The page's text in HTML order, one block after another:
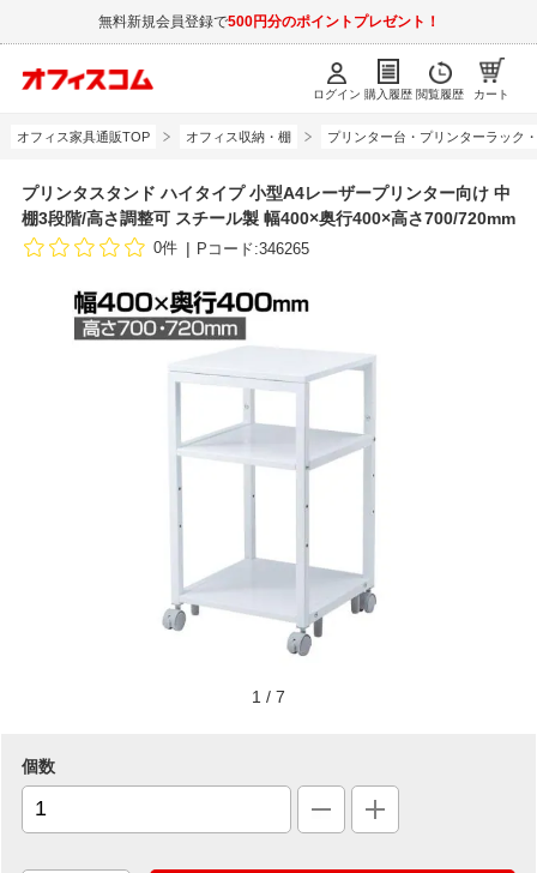
無料新規会員登録で500円分のポイントプレゼント！
ログイン 購入履歴 閲覧履歴 カート
オフィス家具通販TOP オフィス収納・棚 プリンター台・プリンターラック
プリンタスタンド ハイタイプ 小型A4レーザープリンター向け 中
棚3段階/高さ調整可 スチール製 幅400×奥行400×高さ700/720mm
0件 Pコード:346265
1 / 7
個数